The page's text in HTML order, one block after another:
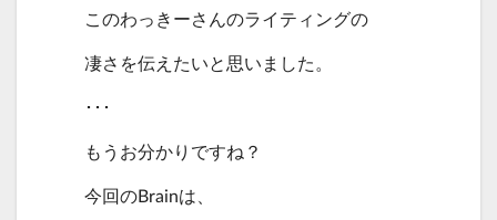
このわっきーさんのライティングの
凄さを伝えたいと思いました。
･･･
もうお分かりですね？
今回のBrainは、